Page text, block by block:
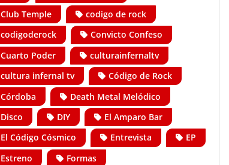
Club Temple
codigo de rock
codigoderock
Convicto Confeso
Cuarto Poder
culturainfernaltv
cultura infernal tv
Código de Rock
Córdoba
Death Metal Melódico
Disco
DIY
El Amparo Bar
El Código Cósmico
Entrevista
EP
Estreno
Formas